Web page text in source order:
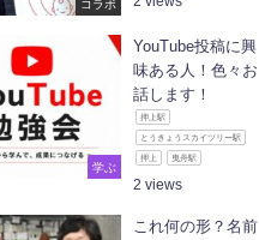
コラボ
学ぶ
YouTube投稿に興
味ある人！色々お
話します！
押上駅
とうきょうスカイツリー駅
押上 曳舟駅
2
これ何の形？名前